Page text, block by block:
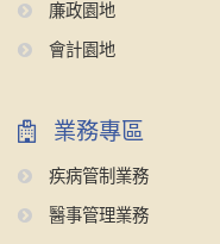
廉政園地
會計園地
業務專區
疾病管制業務
醫事管理業務